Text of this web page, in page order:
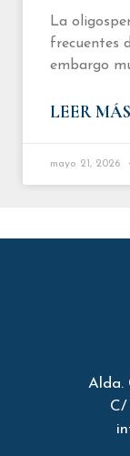
La
frecuentes
embargo
LEER
mayo 21, 2026
Alda.
C/